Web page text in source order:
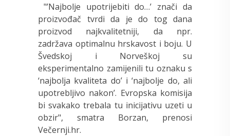
"’Najbolje upotrijebiti do…’ znači da
proizvođač tvrdi da je do tog dana
proizvod najkvalitetniji, da npr.
zadržava optimalnu hrskavost i boju. U
Švedskoj i Norveškoj su
eksperimentalno zamijenili tu oznaku s
‘najbolja kvaliteta do’ i ‘najbolje do, ali
upotrebljivo nakon’. Evropska komisija
bi svakako trebala tu inicijativu uzeti u
obzir", smatra Borzan, prenosi
Večernji.hr.